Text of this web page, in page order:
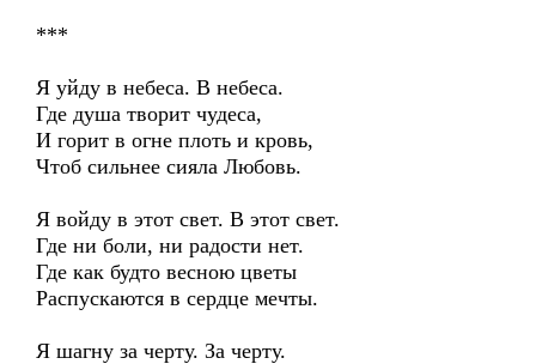
***
Я уйду в небеса. В небеса.
Где душа творит чудеса,
И горит в огне плоть и кровь,
Чтоб сильнее сияла Любовь.
Я войду в этот свет. В этот свет.
Где ни боли, ни радости нет.
Где как будто весною цветы
Распускаются в сердце мечты.
Я шагну за черту. За черту.